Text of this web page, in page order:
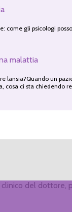
come gli psicologi
malattia
lansia?Quando un
cosa ci sta chiedendo
del dottore,